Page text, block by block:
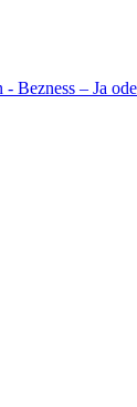
Bezness – Ja